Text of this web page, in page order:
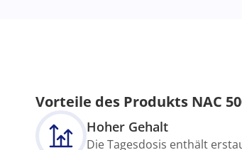
Vorteile des Produkts NAC
Hoher Gehalt
Die Tagesdosis enthält